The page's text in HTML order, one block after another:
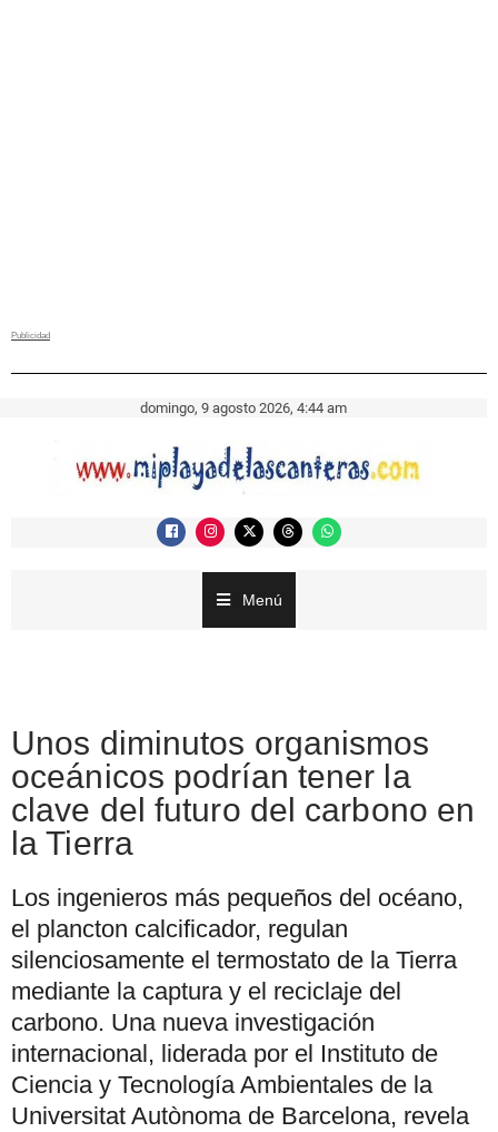
domingo, 9 agosto 2026, 4:44 am
Menú
Unos diminutos organismos
oceánicos podrían tener la
clave del futuro del carbono en
la Tierra
Los ingenieros más pequeños del océano,
el plancton calcificador, regulan
silenciosamente el termostato de la Tierra
mediante la captura y el reciclaje del
carbono. Una nueva investigación
internacional, liderada por el Instituto de
Ciencia y Tecnología Ambientales de la
Universitat Autònoma de Barcelona, revela